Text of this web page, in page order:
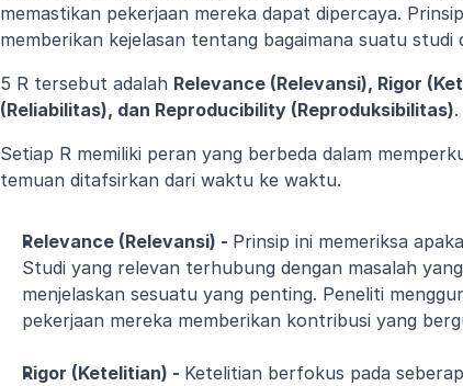
memastikan pekerjaan mereka dapat dipercaya.
memberikan kejelasan tentang bagaimana suatu studi
5 R tersebut adalah Relevance (Relevansi), Rigor
(Reliabilitas), dan Reproducibility (Reproduksibilitas).
Setiap R memiliki peran yang berbeda dalam
temuan ditafsirkan dari waktu ke waktu.
Relevance (Relevansi) - Prinsip ini memeriksa
Studi yang relevan terhubung dengan masalah
menjelaskan sesuatu yang penting. Peneliti
pekerjaan mereka memberikan kontribusi yang
Rigor (Ketelitian) - Ketelitian berfokus pada